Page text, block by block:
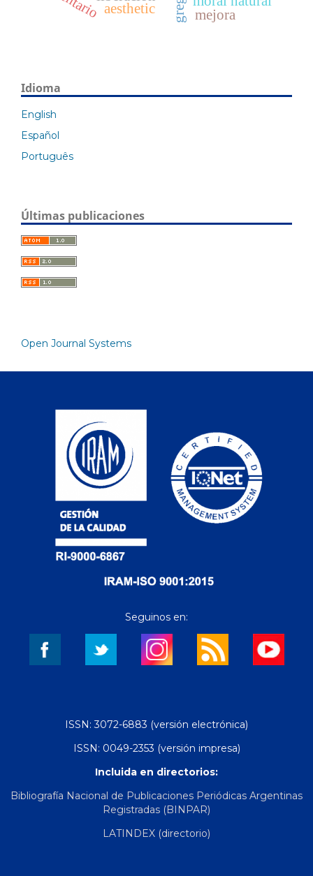
aesthetic mejora
Idioma
English
Español
Português
Últimas publicaciones
Open Journal Systems
Seguinos en:
ISSN: 3072-6883 (versión electrónica)
ISSN: 0049-2353 (versión impresa)
Incluida en directorios:
Bibliografía Nacional de Publicaciones Periódicas Argentinas
Registradas (BINPAR)
LATINDEX (directorio)